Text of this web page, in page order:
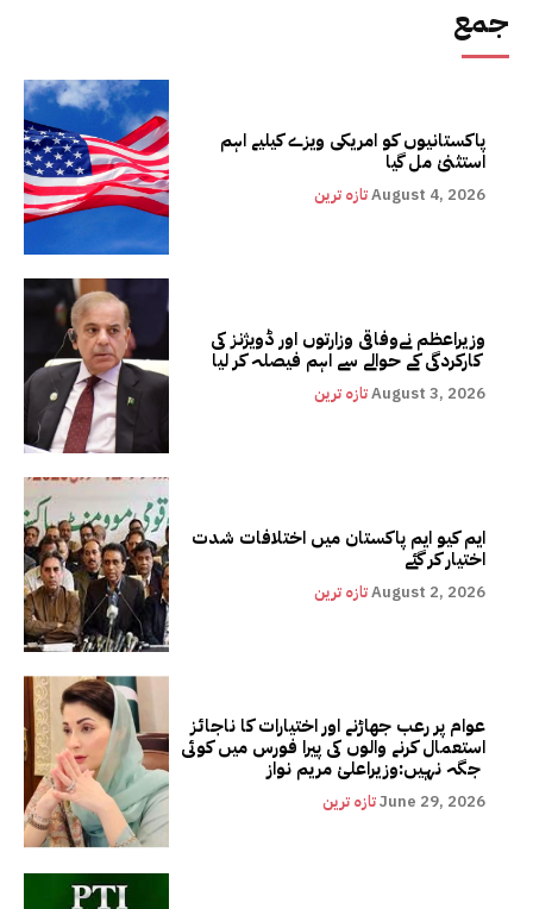
جمع
پاکستانیوں کو امریکی ویزے کیلیے اہم
استثنیٰ مل گیا
تازہ ترینAugust 4, 2026
وزیراعظم نےوفاقی وزارتوں اور ڈویژنز کی
کارکردگی کے حوالے سے اہم فیصلہ کر لیا
تازہ ترینAugust 3, 2026
ایم کیو ایم پاکستان میں اختلافات شدت
اختیار کر گئے
تازہ ترینAugust 2, 2026
عوام پر رعب جھاڑنے اور اختیارات کا ناجائز
استعمال کرنے والوں کی پیرا فورس میں کوئی
تازہ ترینJune 29, 2026